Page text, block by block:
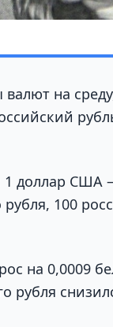
на
1 доллар США
100
на 0,0009
рубля